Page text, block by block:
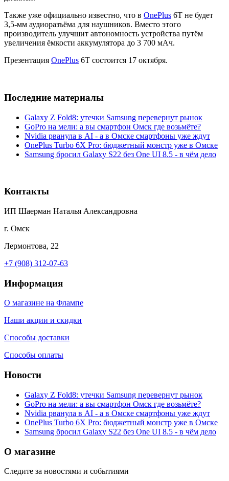
Также уже официально известно, что в OnePlus 6T не будет
3,5-мм аудиоразъёма для наушников. Вместо этого
производитель улучшит автономность устройства путём
увеличения ёмкости аккумулятора до 3 700 мАч.
Презентация OnePlus 6T состоится 17 октября.
Последние материалы
Galaxy Z Fold8: утечки Samsung перевернут рынок
GoPro на мели: а вы смартфон Омск где возьмёте?
Nvidia рванула в AI - а в Омске смартфоны уже ждут
OnePlus Turbo 6X Pro: бюджетный монстр уже в Омске
Samsung бросил Galaxy S22 без One UI 8.5 - в чём дело
Контакты
ИП Шаерман Наталья Александровна
г. Омск
Лермонтова, 22
+7 (908) 312-07-63
Информация
О магазине на Флампе
Наши акции и скидки
Способы доставки
Способы оплаты
Новости
Galaxy Z Fold8: утечки Samsung перевернут рынок
GoPro на мели: а вы смартфон Омск где возьмёте?
Nvidia рванула в AI - а в Омске смартфоны уже ждут
OnePlus Turbo 6X Pro: бюджетный монстр уже в Омске
Samsung бросил Galaxy S22 без One UI 8.5 - в чём дело
О магазине
Следите за новостями и событиями